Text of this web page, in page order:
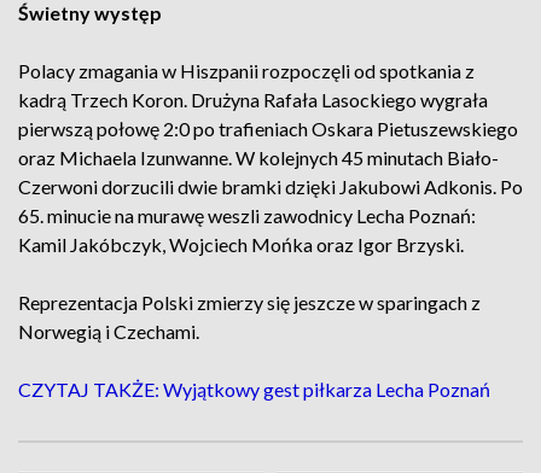
Świetny występ
Polacy zmagania w Hiszpanii rozpoczęli od spotkania z
kadrą Trzech Koron. Drużyna Rafała Lasockiego wygrała
pierwszą połowę 2:0 po trafieniach Oskara Pietuszewskiego
oraz Michaela Izunwanne. W kolejnych 45 minutach Biało-
Czerwoni dorzucili dwie bramki dzięki Jakubowi Adkonis. Po
65. minucie na murawę weszli zawodnicy Lecha Poznań:
Kamil Jakóbczyk, Wojciech Mońka oraz Igor Brzyski.
Reprezentacja Polski zmierzy się jeszcze w sparingach z
Norwegią i Czechami.
CZYTAJ TAKŻE: Wyjątkowy gest piłkarza Lecha Poznań